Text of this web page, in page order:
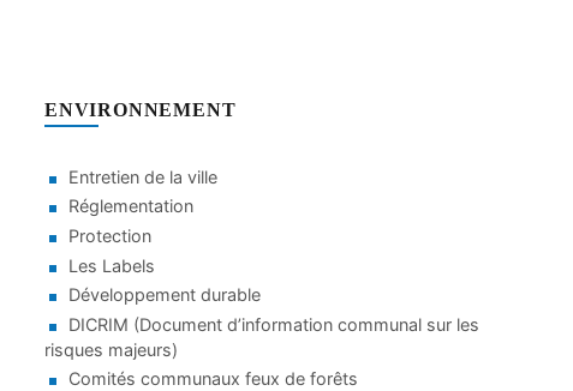
ENVIRONNEMENT
Entretien de la ville
Réglementation
Protection
Les Labels
Développement durable
DICRIM (Document d’information communal sur les
risques majeurs)
Comités communaux feux de forêts